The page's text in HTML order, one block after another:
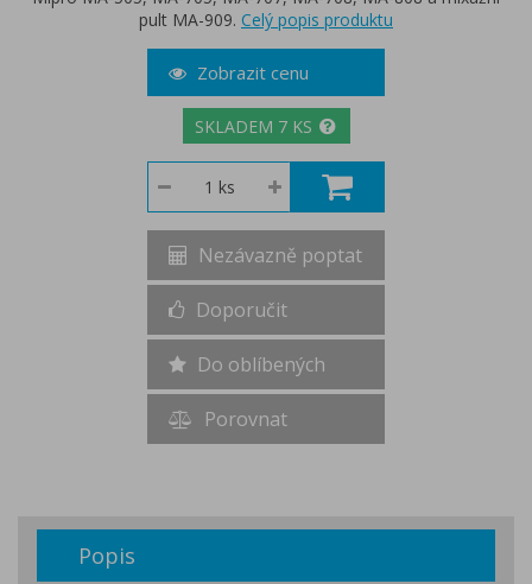
pult MA-909. Celý popis produktu
Zobrazit cenu
SKLADEM 7 KS
Nezávazně poptat
Doporučit
Do oblíbených
Porovnat
Popis